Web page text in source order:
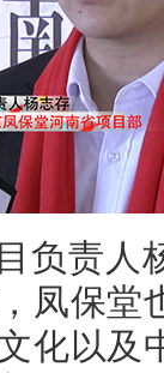
负责人
凤保堂
化以及